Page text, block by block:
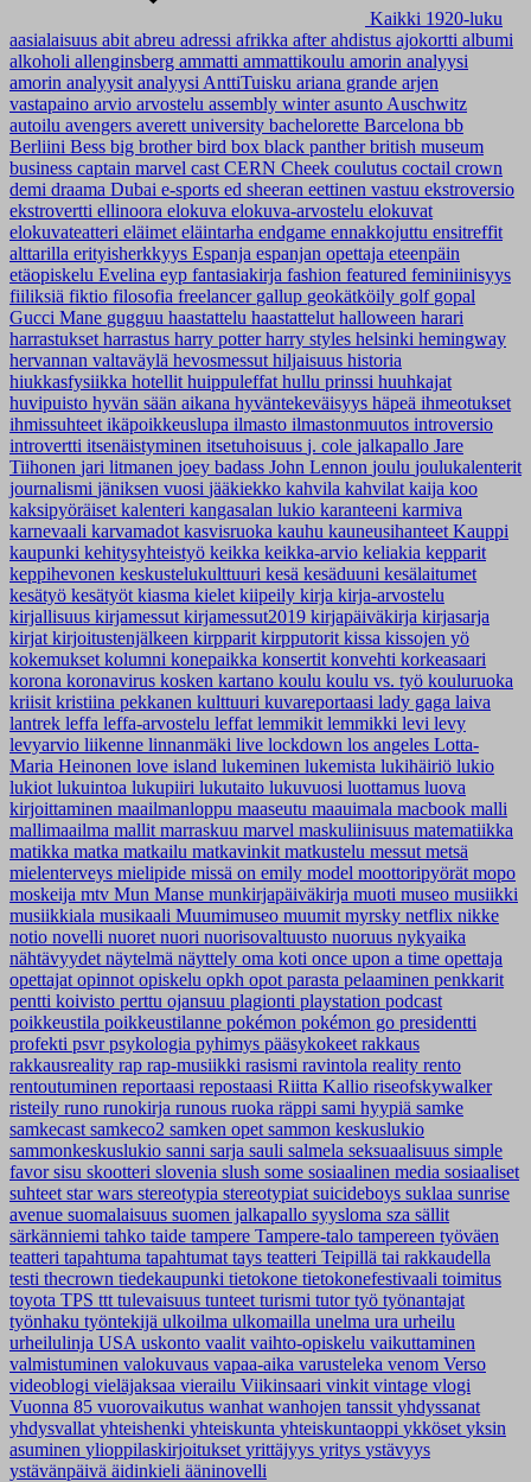
Kaikki 1920-luku
aasialaisuus abit abreu adressi afrikka afterahdistus ajokortti albumi
alkoholi allenginsberg ammatti ammattikoulu amorin analyysi
amorin analyysit analyysi AnttiTuisku ariana grande arjen
vastapaino arvio arvostelu assembly winterasunto Auschwitz
autoilu avengers averett university bachelorette Barcelona bb
Berliini Bess big brotherbird box black pantherbritish museum
business captain marvel cast CERN Cheek coulutus coctail crown
demi draama Dubai e-sports ed sheeran eettinen vastuu ekstroversio
ekstrovertti ellinoora elokuva elokuva-arvostelu elokuvat
elokuvateatteri eläimet eläintarha endgame ennakkojuttu ensitreffit
alttarilla erityisherkkyys Espanja espanjan opettaja eteenpäin
etäopiskelu Evelina eyp fantasiakirja fashion featured feminiinisyys
fiiliksiä fiktio filosofia freelancer gallup geokätköily golf gopal
Gucci Mane gugguu haastattelu haastattelut halloween harari
harrastukset harrastus harry potterharry styles helsinki hemingway
hervannan valtaväylä hevosmessut hiljaisuus historia
hiukkasfysiikka hotellit huippuleffat hullu prinssi huuhkajat
huvipuisto hyvän sään aikana hyväntekeväisyys häpeä ihmeotukset
ihmissuhteet ikäpoikkeuslupa ilmasto ilmastonmuutos introversio
introvertti itsenäistyminen itsetuhoisuus j. cole jalkapallo Jare
Tiihonen jari litmanen joey badass John Lennon joulu joulukalenterit
journalismi jäniksen vuosi jääkiekko kahvila kahvilat kaija koo
kaksipyöräiset kalenteri kangasalan lukio karanteeni karmiva
karnevaali karvamadot kasvisruoka kauhu kauneusihanteet Kauppi
kaupunki kehitysyhteistyö keikka keikka-arvio keliakia kepparit
keppihevonen keskustelukulttuuri kesä kesäduuni kesälaitumet
kesätyö kesätyöt kiasma kielet kiipeily kirja kirja-arvostelu
kirjallisuus kirjamessut kirjamessut2019 kirjapäiväkirja kirjasarja
kirjat kirjoitustenjälkeen kirpparit kirpputorit kissa kissojen yö
kokemukset kolumni konepaikka konsertit konvehti korkeasaari
korona koronavirus kosken kartano koulu koulu vs. työ kouluruoka
kriisit kristiina pekkanen kulttuuri kuvareportaasi lady gaga laiva
lantrek leffa leffa-arvostelu leffat lemmikit lemmikki levi levy
levyarvio liikenne linnanmäki live lockdown los angeles Lotta-
Maria Heinonen love island lukeminen lukemista lukihäiriö lukio
lukiot lukuintoa lukupiiri lukutaito lukuvuosi luottamus luova
kirjoittaminen maailmanloppu maaseutu maauimala macbook malli
mallimaailma mallit marraskuu marvel maskuliinisuus matematiikka
matikka matka matkailu matkavinkit matkustelu messut metsä
mielenterveys mielipide missä on emily model moottoripyörät mopo
moskeija mtv Mun Manse munkirjapäiväkirja muoti museo musiikki
musiikkiala musikaali Muumimuseo muumit myrsky netflix nikke
notio novelli nuoret nuori nuorisovaltuusto nuoruus nykyaika
nähtävyydet näytelmä näyttely oma koti once upon a time opettaja
opettajat opinnot opiskelu opkh opot parasta pelaaminen penkkarit
pentti koivisto perttu ojansuu plagionti playstation podcast
poikkeustila poikkeustilanne pokémon pokémon go presidentti
profekti psvrpsykologia pyhimys pääsykokeet rakkaus
rakkausreality rap rap-musiikki rasismi ravintola reality rento
rentoutuminen reportaasi repostaasi Riitta Kallio riseofskywalker
risteily runo runokirja runous ruoka räppi sami hyypiä samke
samkecast samkeco2 samken opet sammon keskuslukio
sammonkeskuslukio sanni sarja sauli salmela seksuaalisuus simple
favorsisu skootteri slovenia slush some sosiaalinen media sosiaaliset
suhteet star wars stereotypia stereotypiat suicideboys suklaa sunrise
avenue suomalaisuus suomen jalkapallo syysloma sza sällit
särkänniemi tahko taide tampere Tampere-talo tampereen työväen
teatteri tapahtuma tapahtumat tays teatteri Teipillä tai rakkaudella
testi thecrown tiedekaupunki tietokone tietokonefestivaali toimitus
toyota TPS ttt tulevaisuus tunteet turismi tutortyö työnantajat
työnhaku työntekijä ulkoilma ulkomailla unelma ura urheilu
urheilulinja USA uskonto vaalit vaihto-opiskelu vaikuttaminen
valmistuminen valokuvaus vapaa-aika varusteleka venom Verso
videoblogi vieläjaksaa vierailu Viikinsaari vinkit vintage vlogi
Vuonna 85 vuorovaikutus wanhat wanhojen tanssit yhdyssanat
yhdysvallat yhteishenki yhteiskunta yhteiskuntaoppi ykköset yksin
asuminen ylioppilaskirjoitukset yrittäjyys yritys ystävyys
ystävänpäivä äidinkieli ääninovelli